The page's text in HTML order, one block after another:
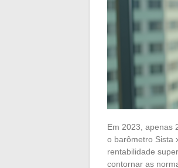
Em 2023, apenas
o barômetro Sista
rentabilidade
contornar as